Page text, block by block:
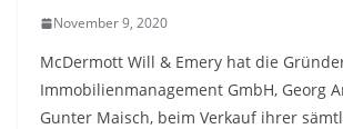
November 9, 2020
McDermott Will & Emery hat die
Immobilienmanagement GmbH, Georg
Gunter Maisch, beim Verkauf ihrer